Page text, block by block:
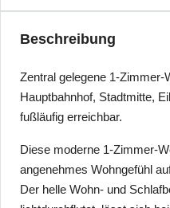
Beschreibung
Zentral gelegene 1-Zimmer-
Hauptbahnhof, Stadtmitte,
fußläufig erreichbar.
Diese moderne 1-Zimmer-
angenehmes Wohngefühl
Der helle Wohn- und